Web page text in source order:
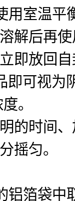
室温平
解后再
即放回
即可视为
。
的时间
摇匀。
铝箔袋